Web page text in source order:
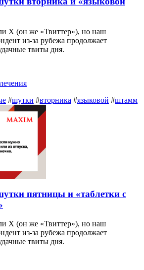
X (он же «Твиттер»), но наш
из-за рубежа продолжает
твиты дня.
#шутки #вторника #языковой #штамм
пятницы и «таблетки с
X (он же «Твиттер»), но наш
из-за рубежа продолжает
твиты дня.